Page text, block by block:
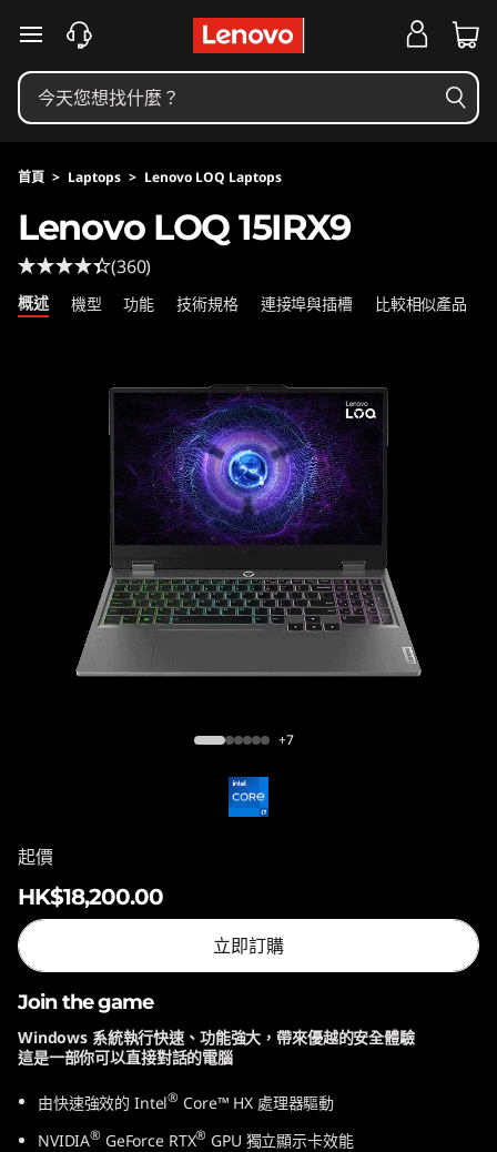
O
Q
1
R
跳至主要內容
首頁 > Laptops > Lenovo LOQ Laptops
Lenovo LOQ 15IRX9
(360)
概述 機型 功能 技術規格 連接埠與插槽 比較相似產品
+7
起價
HK$18,200.00
立即訂購
Join the game
Windows 系統執行快速、功能強大，帶來優越的安全體驗
這是一部你可以直接對話的電腦
由快速強效的 Intel® Core™ HX 處理器驅動
NVIDIA® GeForce RTX® GPU 獨立顯示卡效能